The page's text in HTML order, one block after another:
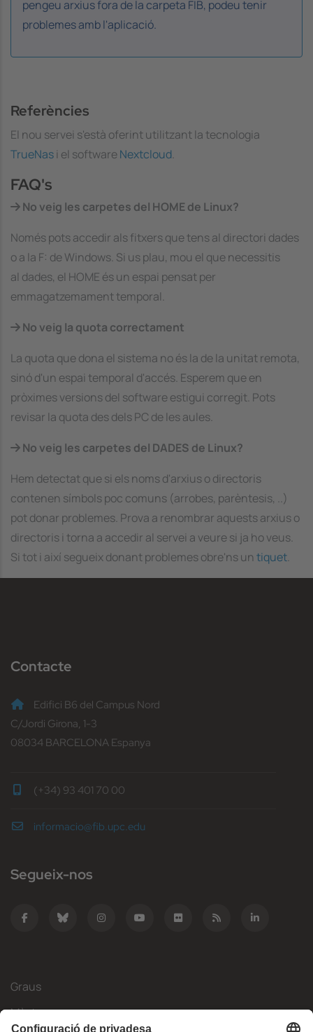
pengeu arxius fora de la carpeta FIB, podeu tenir
problemes amb l'aplicació.
Referències
El nou servei s'està oferint utilitzant la tecnologia
TrueNasi el softwareNextcloud.
FAQ's
No veig les carpetes del HOME de Linux?
Només pots accedir als fitxers que tens al directori dades
o a la F: de Windows. Si us plau, mou el que necessitis
al dades, el HOME és un espai pensat per
emmagatzemament temporal.
No veig la quota correctament
La quota que dona el sistema no és la de la unitat remota,
sinó d'un espai temporal d'accés. Esperem que en
pròximes versions del software estigui corregit. Pots
revisar la quota des dels PC de les aules.
No veig les carpetes del DADES de Linux?
Hem detectat que si els noms d'arxius o directoris
contenen símbols poc comuns (arrobes, parèntesis, ..)
pot donar problemes. Prova a renombrar aquests arxius o
directoris i torna a accedir al servei a veure si ja ho veus.
Si tot i així segueix donant problemes obre'ns un tiquet.
Contacte
Edifici B6 del Campus Nord
C/Jordi Girona, 1-3
08034 BARCELONA Espanya
(+34) 93 401 70 00
informacio@fib.upc.edu
Segueix-nos
Graus
Màsters